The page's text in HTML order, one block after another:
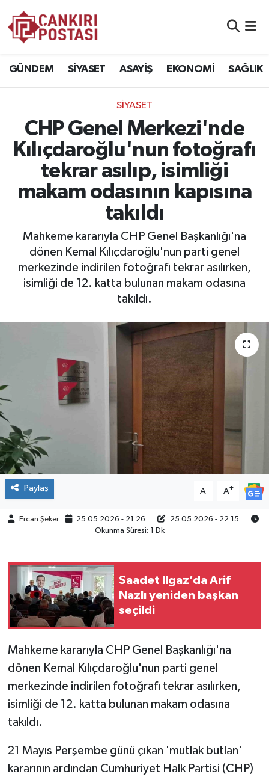
GÜNDEM SİYASET ASAYİŞ EKONOMİ SAĞLIK
SİYASET
CHP Genel Merkezi'nde
Kılıçdaroğlu'nun fotoğrafı
tekrar asılıp, isimliği
makam odasının kapısına
takıldı
Mahkeme kararıyla CHP Genel Başkanlığı'na
dönen Kemal Kılıçdaroğlu'nun parti genel
merkezinde indirilen fotoğrafı tekrar asılırken,
isimliği de 12. katta bulunan makam odasına
takıldı.
Paylaş A- A+
Ercan Şeker 25.05.2026 - 21:26
25.05.2026 - 22:15
Okunma Süresi: 1 Dk
Saadet Ilgaz’da Arif
Nazlı yeniden başkan
seçildi
Mahkeme kararıyla CHP Genel Başkanlığı'na
dönen Kemal Kılıçdaroğlu'nun parti genel
merkezinde indirilen fotoğrafı tekrar asılırken,
isimliği de 12. katta bulunan makam odasına
takıldı.
21 Mayıs Perşembe günü çıkan 'mutlak butlan'
kararının ardından Cumhuriyet Halk Partisi (CHP)
EKONOMİ
SAĞLIK
SPOR
EĞİTİM
ÇEVRE
İLÇELER
KÜLTÜR
MAGAZİN
VEFAT
TÜRKİYE
DÜNYA
Trafik Durumu
Süper Lig Puan Durumu ve Fikstür
Tüm Manşetler
Son Dakika Haberleri